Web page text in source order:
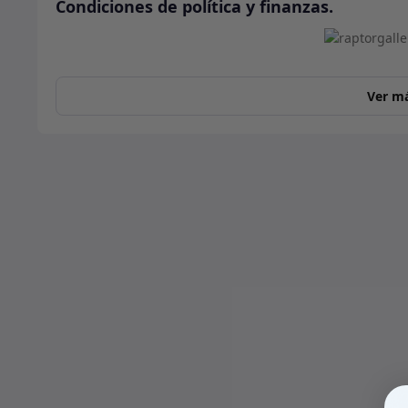
Condiciones de política y finanzas.
Ver